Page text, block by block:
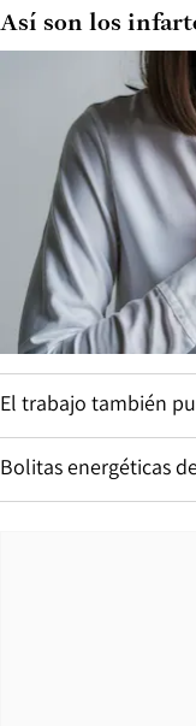
Así son los
El trabajo también
Bolitas energéticas